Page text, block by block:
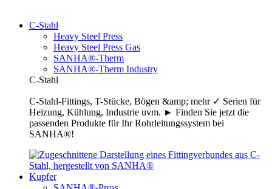
C-Stahl
Heavy Steel Press
Heavy Steel Press Gas
SANHA®-Therm
SANHA®-Therm Industry
C-Stahl
C-Stahl-Fittings, T-Stücke, Bögen &amp; mehr ✓ Serien für
Heizung, Kühlung, Industrie uvm. ► Finden Sie jetzt die
passenden Produkte für Ihr Rohrleitungssystem bei
SANHA®!
Kupfer